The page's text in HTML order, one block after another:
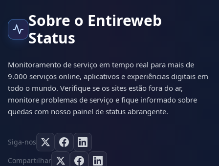
Sobre o Entireweb
Status
Monitoramento de serviço em tempo real para mais de
9.000 serviços online, aplicativos e experiências digitais em
todo o mundo. Verifique se os sites estão fora do ar,
monitore problemas de serviço e fique informado sobre
quedas com nosso painel de status abrangente.
Siga-nos
Compartilhar